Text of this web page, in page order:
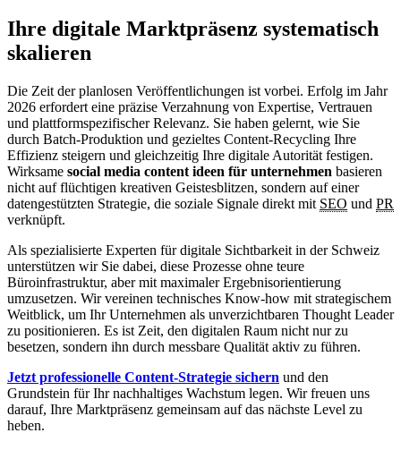
Ihre digitale Marktpräsenz systematisch
skalieren
Die Zeit der planlosen Veröffentlichungen ist vorbei. Erfolg im Jahr
2026 erfordert eine präzise Verzahnung von Expertise, Vertrauen
und plattformspezifischer Relevanz. Sie haben gelernt, wie Sie
durch Batch-Produktion und gezieltes Content-Recycling Ihre
Effizienz steigern und gleichzeitig Ihre digitale Autorität festigen.
Wirksame social media content ideen für unternehmen basieren
nicht auf flüchtigen kreativen Geistesblitzen, sondern auf einer
datengestützten Strategie, die soziale Signale direkt mit SEO und PR
verknüpft.
Als spezialisierte Experten für digitale Sichtbarkeit in der Schweiz
unterstützen wir Sie dabei, diese Prozesse ohne teure
Büroinfrastruktur, aber mit maximaler Ergebnisorientierung
umzusetzen. Wir vereinen technisches Know-how mit strategischem
Weitblick, um Ihr Unternehmen als unverzichtbaren Thought Leader
zu positionieren. Es ist Zeit, den digitalen Raum nicht nur zu
besetzen, sondern ihn durch messbare Qualität aktiv zu führen.
Jetzt professionelle Content-Strategie sichern und den
Grundstein für Ihr nachhaltiges Wachstum legen. Wir freuen uns
darauf, Ihre Marktpräsenz gemeinsam auf das nächste Level zu
heben.